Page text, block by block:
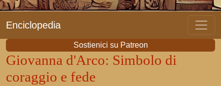
Enciclopedia
Sostienici su Patreon
Giovanna d'Arco: Simbolo di
coraggio e fede